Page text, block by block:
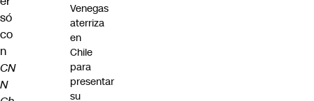
só
co
n
CN
N
Venegas
aterriza
en
Chile
para
presentar
su